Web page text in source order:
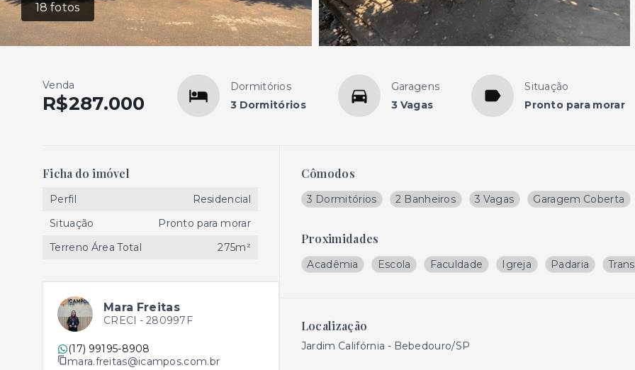
18fotos
Venda
R$287.000
Dormitórios
3 Dormitórios
Garagens
3 Vagas
Situação
Pronto para morar
Cômodos
3 Dormitórios 2 Banheiros 3 Vagas Garagem Coberta
Proximidades
Acadêmia Escola Faculdade Igreja Padaria
Localização
Jardim Califórnia - Bebedouro/SP
Ficha do imóvel
Perfil
Residencial
Situação
Pronto para morar
Terreno Área Total
275m²
Mara Freitas
CRECI - 280997F
(17) 99195-8908
mara.freitas@icampos.com.br